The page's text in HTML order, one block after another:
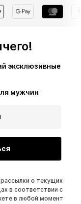
эксклюзивные
мужчин
о текущих
в соответствии с
в любой момент